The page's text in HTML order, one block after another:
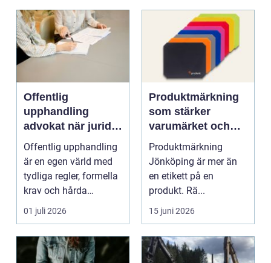
Offentlig
upphandling
advokat när juridik
möter affär
Offentlig upphandling
är en egen värld med
tydliga regler, formella
krav och hårda
tidsfrister. För ...
01 juli 2026
Produktmärkning
som stärker
varumärket och
underlättar
vardagen
Produktmärkning
Jönköping är mer än
en etikett på en
produkt. Rä...
15 juni 2026